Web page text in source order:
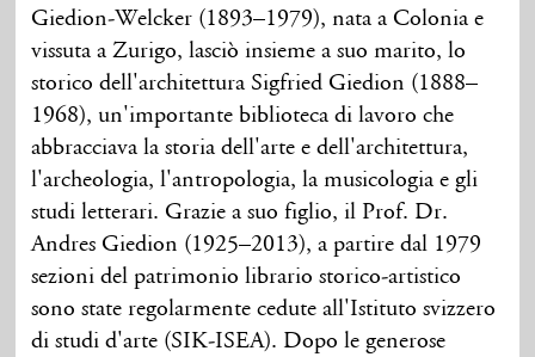
Giedion-Welcker (1893–1979), nata a Colonia e
vissuta a Zurigo, lasciò insieme a suo marito, lo
storico dell'architettura Sigfried Giedion (1888–
1968), un'importante biblioteca di lavoro che
abbracciava la storia dell'arte e dell'architettura,
l'archeologia, l'antropologia, la musicologia e gli
studi letterari. Grazie a suo figlio, il Prof. Dr.
Andres Giedion (1925–2013), a partire dal 1979
sezioni del patrimonio librario storico-artistico
sono state regolarmente cedute all'Istituto svizzero
di studi d'arte (SIK-ISEA). Dopo le generose